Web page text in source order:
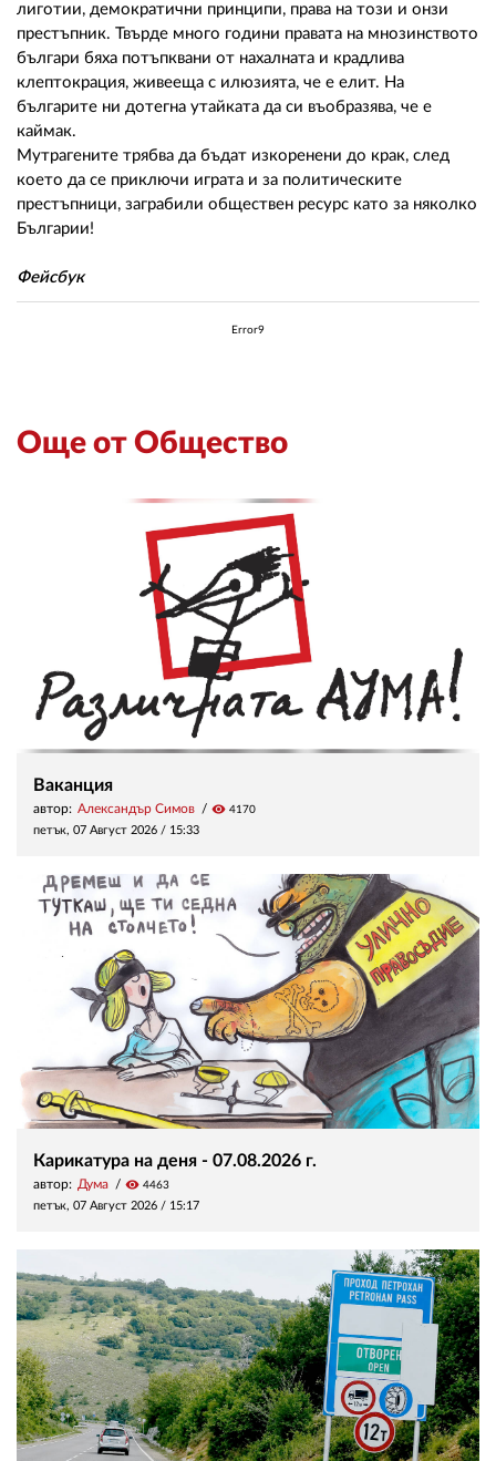
лиготии, демократични принципи, права на този и онзи
престъпник. Твърде много години правата на мнозинството
българи бяха потъпквани от нахалната и крадлива
клептокрация, живееща с илюзията, че е елит. На
българите ни дотегна утайката да си въобразява, че е
каймак.
Мутрагените трябва да бъдат изкоренени до крак, след
което да се приключи играта и за политическите
престъпници, заграбили обществен ресурс като за няколко
Българии!
Фейсбук
Error9
Още от Общество
Ваканция
автор: Александър Симов visibility 4170
петък, 07 Август 2026 / 15:33
Карикатура на деня - 07.08.2026 г.
автор: Дума visibility 4463
петък, 07 Август 2026 / 15:17